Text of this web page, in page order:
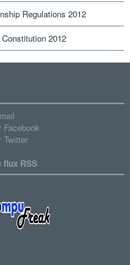
Regulations 2012
2012
Facebook
Twitter
flux RSS